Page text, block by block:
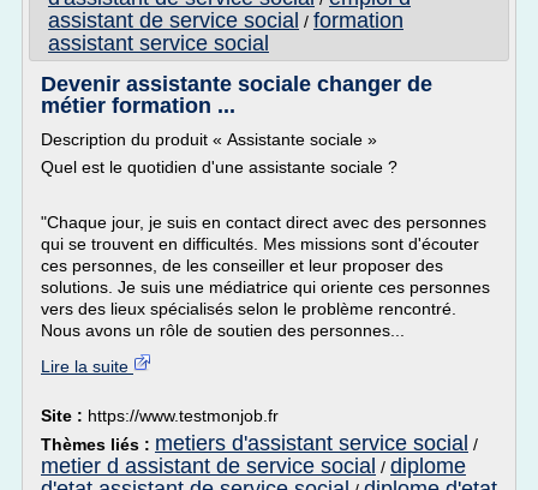
assistant de service social / formation
assistant service social
Devenir assistante sociale changer de
métier formation ...
Description du produit « Assistante sociale »
Quel est le quotidien d'une assistante sociale ?
"Chaque jour, je suis en contact direct avec des personnes
qui se trouvent en difficultés. Mes missions sont d'écouter
ces personnes, de les conseiller et leur proposer des
solutions. Je suis une médiatrice qui oriente ces personnes
vers des lieux spécialisés selon le problème rencontré.
Nous avons un rôle de soutien des personnes...
Lire la suite
Site : https://www.testmonjob.fr
Thèmes liés : metiers d'assistant service social /
metier d assistant de service social / diplome